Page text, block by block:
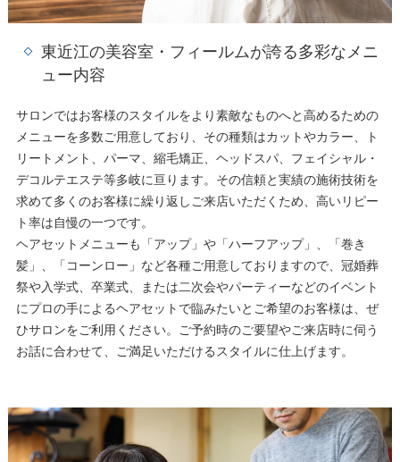
東近江の美容室・フィールムが誇る多彩なメニ
ュー内容
サロンではお客様のスタイルをより素敵なものへと高めるための
メニューを多数ご用意しており、その種類はカットやカラー、ト
リートメント、パーマ、縮毛矯正、ヘッドスパ、フェイシャル・
デコルテエステ等多岐に亘ります。その信頼と実績の施術技術を
求めて多くのお客様に繰り返しご来店いただくため、高いリピー
ト率は自慢の一つです。
ヘアセットメニューも「アップ」や「ハーフアップ」、「巻き
髪」、「コーンロー」など各種ご用意しておりますので、冠婚葬
祭や入学式、卒業式、または二次会やパーティーなどのイベント
にプロの手によるヘアセットで臨みたいとご希望のお客様は、ぜ
ひサロンをご利用ください。ご予約時のご要望やご来店時に伺う
お話に合わせて、ご満足いただけるスタイルに仕上げます。